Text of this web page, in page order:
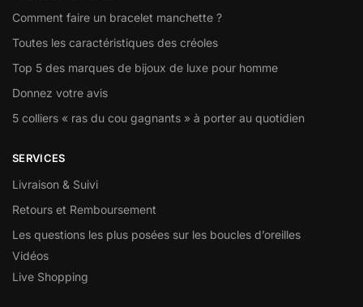
longtemps sa belle lumière
et de garder une finition nette au fil du temps.
Pourquoi ce bijou reste-t-il facile à porter au
quotidien ?
Son style épuré lui permet de s’intégrer naturellement à de
Il peut se porter seul pour un rendu sobre et délicat, ou
pour composer un ensemble plus habillé. La gravure, réalisée
enTouraine,
apporte justement la touche personnelle qui rend le bijou
unique, sans changer l’équilibre
de sa ligne ni sa facilité à être porté chaque jour.
Comment faire un bracelet manchette ?
Toutes les caractéristiques des créoles
Top 5 des marques de bijoux de luxe pour homme
Donnez votre avis
5 colliers « ras du cou gagnants » à porter au quotidien
SERVICES
Livraison & Suivi
Retours et Remboursement
Les questions les plus posées sur les boucles d’oreilles
Vidéos
Live Shopping